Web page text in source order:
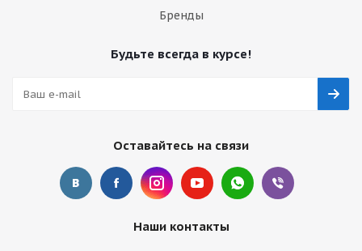
Бренды
Будьте всегда в курсе!
Оставайтесь на связи
Наши контакты